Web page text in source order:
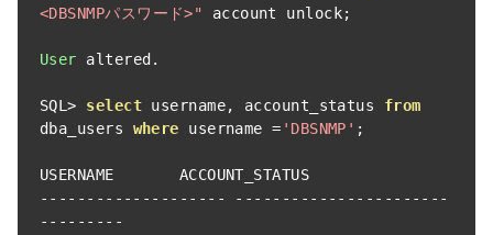
<DBSNMPパスワード>" account unlock;
User altered .
SQL> select username, account_status from
dba_users where username = 'DBSNMP' ;
--------------------
-----------------------
---------